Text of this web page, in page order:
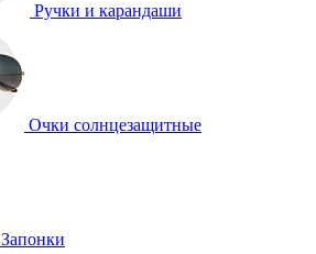
Ручки и карандаши
Очки солнцезащитные
Запонки